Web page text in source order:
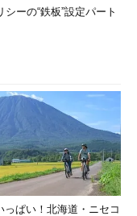
ーの“鉄板”設定パート
っぱい！北海道・ニセコ